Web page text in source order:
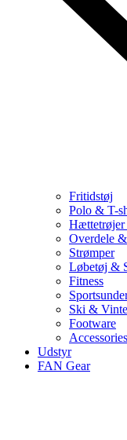
Fritidstøj
Polo & T-
Overdele
Strømper
Løbetøj &
Fitness
Ski &
Footware
Accessories
Udstyr
FAN Gear